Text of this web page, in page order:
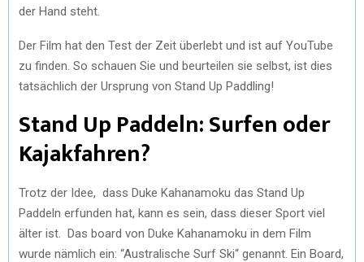
der Hand steht.
Der Film hat den Test der Zeit überlebt und ist auf YouTube
zu finden. So schauen Sie und beurteilen sie selbst, ist dies
tatsächlich der Ursprung von Stand Up Paddling!
Stand Up Paddeln: Surfen oder
Kajakfahren?
Trotz der Idee, dass Duke Kahanamoku das Stand Up
Paddeln erfunden hat, kann es sein, dass dieser Sport viel
älter ist. Das board von Duke Kahanamoku in dem Film
wurde nämlich ein: “Australische Surf Ski“ genannt. Ein Board,